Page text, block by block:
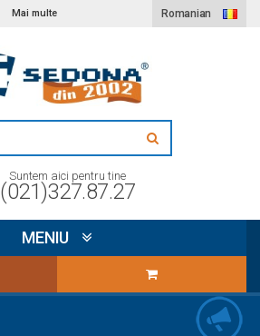
Mai multe Romanian
Suntem aici pentru tine
(021)327.87.27
MENIU